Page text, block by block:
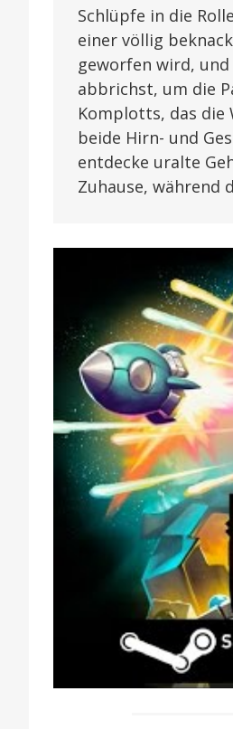
Schlüpfe in die
einer völlig
geworfen wird,
abbrichst, um die
Komplotts, das die
beide Hirn- und
entdecke uralte
Zuhause, während